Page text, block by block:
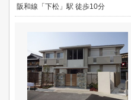
阪和線「下松」駅 徒歩10分